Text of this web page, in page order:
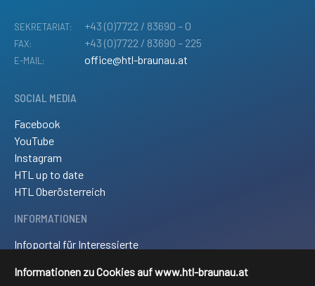
Informationen zu Cookies auf www.htl-braunau.at
SEKRETARIAT: +43 (0)7722 / 83690 – 0
FAX: +43 (0)7722 / 83690 – 225
E-MAIL: office@htl-braunau.at
SOCIAL MEDIA
Facebook
YouTube
Instagram
HTL up to date
HTL Oberösterreich
INFORMATIONEN
Infoportal für Interessierte
Downloads